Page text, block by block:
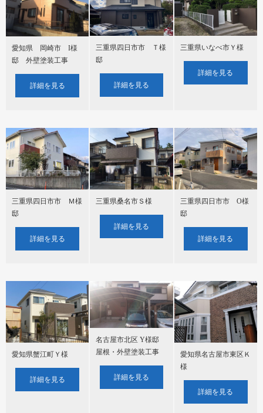
愛知県 岡崎市 I様
邸 外壁塗装工事
詳細を見る
三重県四日市市 Ｔ様
邸
詳細を見る
三重県いなべ市Ｙ様
詳細を見る
三重県四日市市 Ｍ様
邸
詳細を見る
三重県桑名市Ｓ様
詳細を見る
三重県四日市市 О様
邸
詳細を見る
愛知県蟹江町Ｙ様
詳細を見る
名古屋市北区 Y様邸
屋根・外壁塗装工事
詳細を見る
愛知県名古屋市東区Ｋ
様
詳細を見る